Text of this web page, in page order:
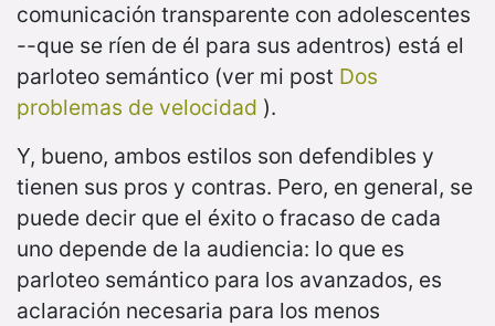
comunicación transparente con adolescentes
--que se ríen de él para sus adentros) está el
parloteo semántico (ver mi post Dos
problemas de velocidad ).
Y, bueno, ambos estilos son defendibles y
tienen sus pros y contras. Pero, en general, se
puede decir que el éxito o fracaso de cada
uno depende de la audiencia: lo que es
parloteo semántico para los avanzados, es
aclaración necesaria para los menos